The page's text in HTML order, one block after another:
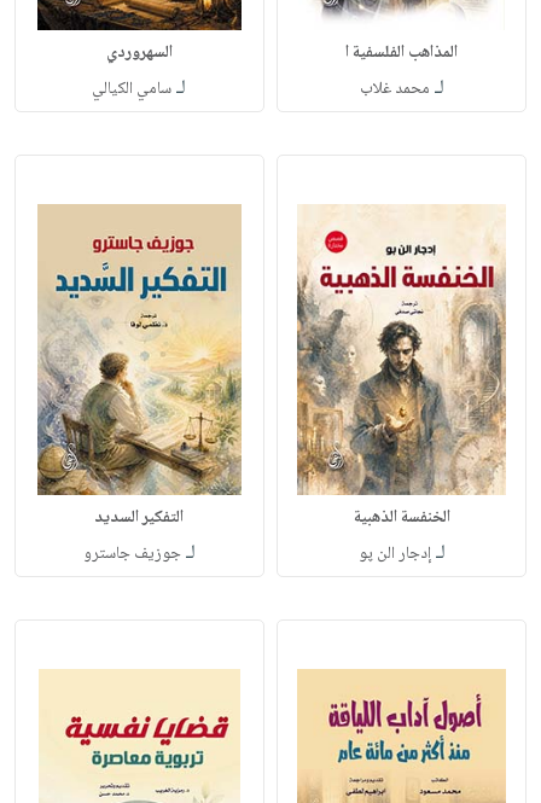
المذاهب الفلسفية ا
لـ محمد غلاب
السهروردي
لـسامي الكيالي
الخنفسة الذهبية
لـإدجار الن پو
التفكير السديد
لـجوزيف جاسترو